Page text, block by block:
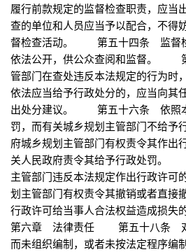
履行前款规定的监督检查职责，应当
查的单位和人员应当予以配合，不得
督检查活动。 第五十四条 监督检
依法公开，供公众查阅和监督。
管部门在查处违反本法规定的行为时
依法应当给予行政处分的，应当向其
出处分建议。 第五十六条 依照本
罚，而有关城乡规划主管部门不给予
府城乡规划主管部门有权责令其作出
关人民政府责令其给予行政处罚
主管部门违反本法规定作出行政许可
划主管部门有权责令其撤销或者直接
行政许可给当事人合法权益造成损失
第六章 法律责任 第五十八条 对
而未组织编制，或者未按法定程序编